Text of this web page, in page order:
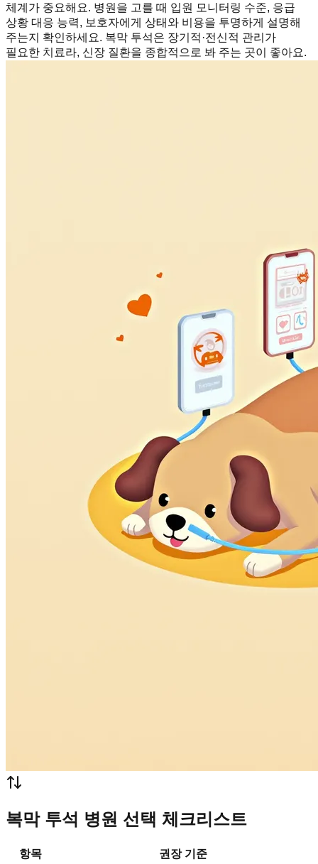
체계가 중요해요. 병원을 고를 때 입원 모니터링 수준, 응급
상황 대응 능력, 보호자에게 상태와 비용을 투명하게 설명해
주는지 확인하세요. 복막 투석은 장기적·전신적 관리가
필요한 치료라, 신장 질환을 종합적으로 봐 주는 곳이 좋아요.
복막 투석 병원 선택 체크리스트
항목
권장 기준